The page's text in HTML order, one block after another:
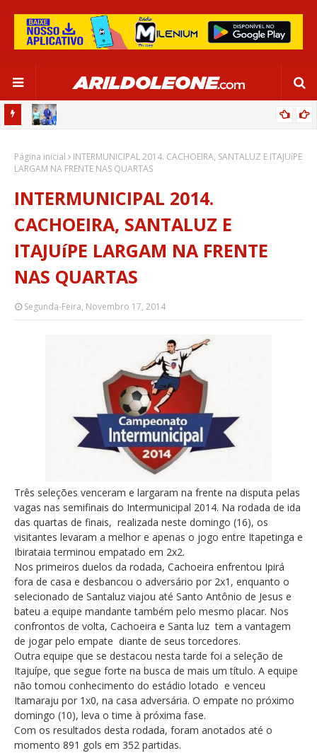
SALVADOR
Página inicial
INTERMUNICIPAL 2014. CACHOEIRA, SANTALUZ E ITAJUíPE
LARGAM NA FRENTE NAS QUARTAS
INTERMUNICIPAL 2014.
CACHOEIRA, SANTALUZ E
ITAJUíPE LARGAM NA FRENTE
NAS QUARTAS
Segunda-Feira, Novembro 17, 2014
Três seleções venceram e largaram na frente na disputa pelas
vagas nas semifinais do Intermunicipal 2014. Na rodada de ida
das quartas de finais, realizada neste domingo (16), os
visitantes levaram a melhor e apenas o jogo entre Itapetinga e
Ibirataia terminou empatado em 2x2.
Nos primeiros duelos da rodada, Cachoeira enfrentou Ipirá
fora de casa e desbancou o adversário por 2x1, enquanto o
selecionado de Santaluz viajou até Santo Antônio de Jesus e
bateu a equipe mandante também pelo mesmo placar. Nos
confrontos de volta, Cachoeira e Santa luz tem a vantagem
de jogar pelo empate diante de seus torcedores.
Outra equipe que se destacou nesta tarde foi a seleção de
Itajuípe, que segue forte na busca de mais um título. A equipe
não tomou conhecimento do estádio lotado e venceu
Itamaraju por 1x0, na casa adversária. O empate no próximo
domingo (10), leva o time à próxima fase.
Com os resultados desta rodada, foram anotados até o
momento 891 gols em 352 partidas.